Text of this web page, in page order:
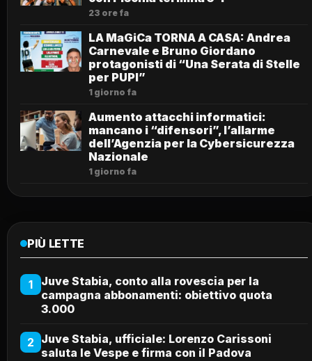
23 ore fa
LA MaGiCa TORNA A CASA: Andrea
Carnevale e Bruno Giordano
protagonisti di “Una Serata di Stelle
per PUPI”
1 giorno fa
Aumento attacchi informatici:
mancano i “difensori”, l’allarme
dell’Agenzia per la Cybersicurezza
Nazionale
1 giorno fa
PIÙ LETTE
1
Juve Stabia, conto alla rovescia per la
campagna abbonamenti: obiettivo quota
3.000
2 Juve Stabia, ufficiale: Lorenzo Carissoni
saluta le Vespe e firma con il Padova